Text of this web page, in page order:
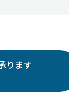
ります